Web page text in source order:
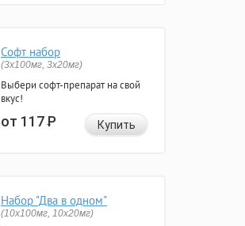
Софт набор
(3x100мг, 3x20мг)
Выбери софт-препарат на свой
вкус!
от 117Р Купить
Набор "Два в одном"
(10x100мг, 10x20мг)